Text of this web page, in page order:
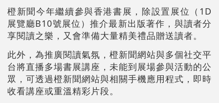
橙新聞今年繼續參與香港書展，除設置展位（1D
展覽廳B10號展位）推介最新出版著作，與讀者分
享閱讀之樂，又會準備大量精美禮品贈送讀者。
此外，為推廣閱讀氣氛，橙新聞網站與多個社交平
台將直播多場書展講座，未能到展場參與活動的公
眾，可透過橙新聞網站與相關手機應用程式，即時
收看講座或重溫精彩片段。